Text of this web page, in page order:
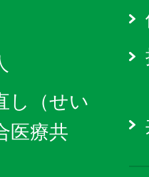
し（せい
医療共